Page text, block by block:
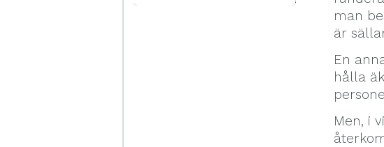
man
är
En
hålla
Men, i